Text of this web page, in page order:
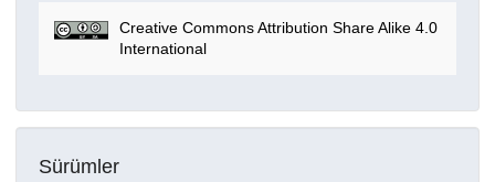
Creative Commons Attribution Share Alike 4.0
International
Sürümler